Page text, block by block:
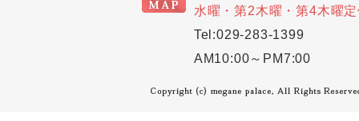
水曜・第2木曜・第4木曜
Tel:029-283-1399
AM10:00～PM7:00